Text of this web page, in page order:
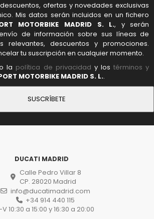
ofertas y novedades exclusivas
Mis datos serán incluidos en un fichero
MOTORBIKE MADRID S. L., y serán
de información sobre sus líneas de
relevantes, descuentos y promociones.
tu suscripción en cualquier momento.
la política de privacidad y lostérminos y
MOTORBIKE MADRID S. L..
DUCATI MADRID
Calle Pedro Villar 8
CP. 28020 Madrid
info@ducatimadrid.com
+34 914 440 115
V 10:30 a 15:00 y 16:30 a 20:00